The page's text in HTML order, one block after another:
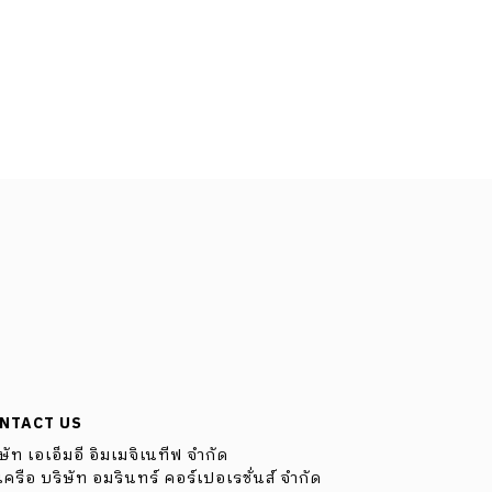
US
ท เอเอ็มอี อิมเมจิเนทีฟ จำกัด
ครือ บริษัท อมรินทร์ คอร์เปอเรชั่นส์ จำกัด